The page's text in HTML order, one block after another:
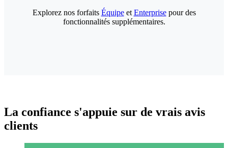
Explorez nos forfaits Équipeet Enterprisepour des
fonctionnalités supplémentaires.
La confiance s'appuie sur de vrais avis
clients